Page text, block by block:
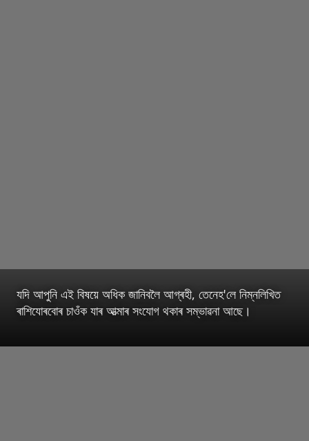
যদি আপুনি এই বিষয়ে অধিক জানিবলৈ আগ্ৰহী, তেনেহ'লে নিম্নলিখিত
ৰাশিযোৰবোৰ চাওঁক যাৰ আত্মাৰ সংযোগ থকাৰ সম্ভাৱনা আছে।